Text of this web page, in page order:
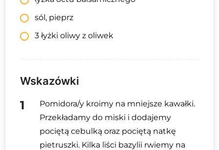
sól, pieprz
3 łyżki oliwy z oliwek
Wskazówki
Pomidora/y kroimy na mniejsze kawałki.
Przekładamy do miski i dodajemy
pociętą cebulką oraz pociętą natkę
pietruszki. Kilka liści bazylii rwiemy na